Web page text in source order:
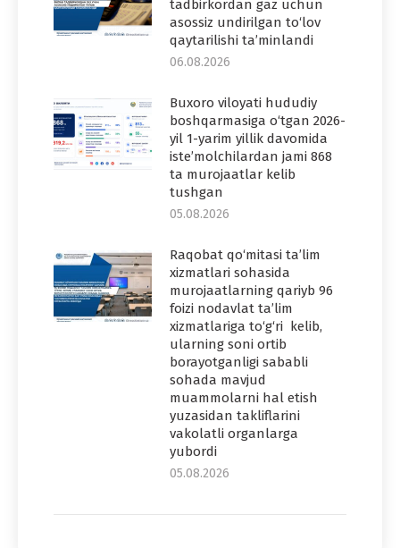
tadbirkordan gaz uchun
asossiz undirilgan to‘lov
qaytarilishi ta’minlandi
06.08.2026
Buxoro viloyati hududiy
boshqarmasiga o‘tgan 2026-
yil 1-yarim yillik davomida
iste’molchilardan jami 868
ta murojaatlar kelib
tushgan
05.08.2026
Raqobat qo‘mitasi ta’lim
xizmatlari sohasida
murojaatlarning qariyb 96
foizi nodavlat ta’lim
xizmatlariga to‘g‘ri kelib,
ularning soni ortib
borayotganligi sababli
sohada mavjud
muammolarni hal etish
yuzasidan takliflarini
vakolatli organlarga
yubordi
05.08.2026